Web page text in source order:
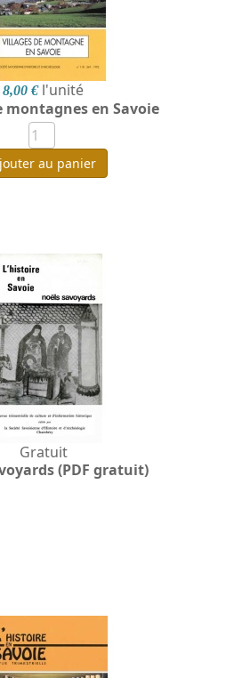
8,00 € l'unité
montagnes en Savoie
au panier
Gratuit
(PDF gratuit)